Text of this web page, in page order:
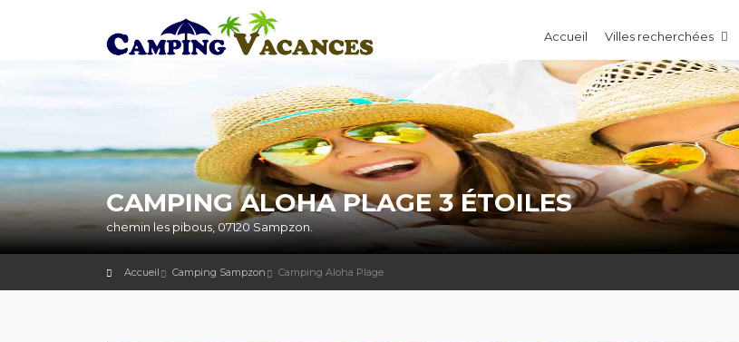
Accueil Villes recherchées
CAMPING ALOHA PLAGE 3 ÉTOILES
chemin les pibous, 07120 Sampzon.
Accueil Camping Sampzon Camping Aloha Plage